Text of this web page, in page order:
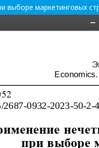
выборе маркетинговых